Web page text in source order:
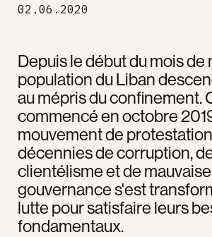
Depuis le début du mois de
population du Liban
au mépris du confinement.
commencé en octobre
mouvement de
décennies de corruption,
clientélisme et de mauvaise
gouvernance s'est
lutte pour satisfaire leurs
fondamentaux.
02.06.2020